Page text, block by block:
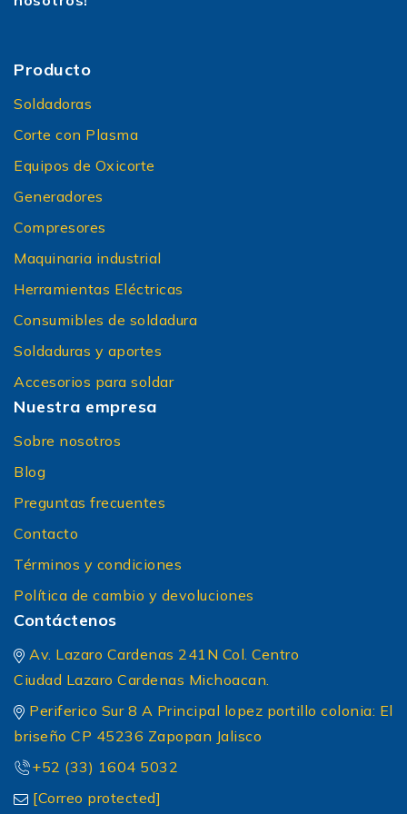
Producto
Soldadoras
Corte con Plasma
Equipos de Oxicorte
Generadores
Compresores
Maquinaria industrial
Herramientas Eléctricas
Consumibles de soldadura
Soldaduras y aportes
Accesorios para soldar
Nuestra empresa
Sobre nosotros
Blog
Preguntas frecuentes
Contacto
Términos y condiciones
Política de cambio y devoluciones
Contáctenos
Av. Lazaro Cardenas 241N Col. Centro
Ciudad Lazaro Cardenas Michoacan.
Periferico Sur 8 A Principal lopez portillo colonia: El
briseño CP 45236 Zapopan Jalisco
+52 (33) 1604 5032
[Correo protected]